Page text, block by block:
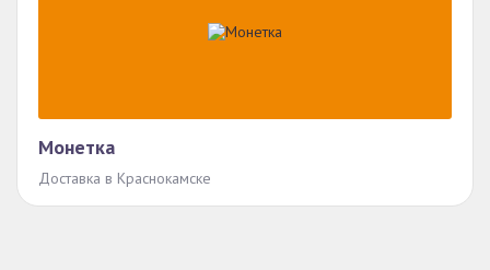
Монетка
Доставка в Краснокамске